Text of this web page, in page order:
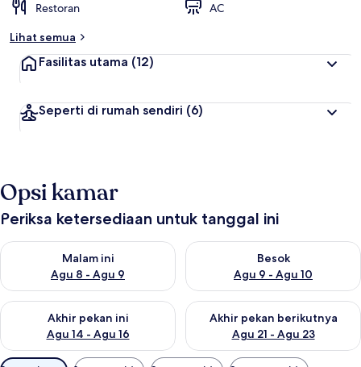
Restoran
AC
Lihat semua
Fasilitas utama (12)
Seperti di rumah sendiri (6)
Opsi kamar
Periksa ketersediaan untuk tanggal ini
Malam ini
Agu 8 - Agu 9
Periksa ketersediaan untuk malam ini Agu 8 - Agu 9
Besok
Agu 9 - Agu 10
Periksa ketersediaan untuk
Akhir pekan ini
Agu 14 - Agu 16
Periksa ketersediaan untuk akhir pekan ini Agu 14 - Agu 16
Akhir pekan berikutnya
Agu 21 - Agu 23
Periksa ketersediaan untuk